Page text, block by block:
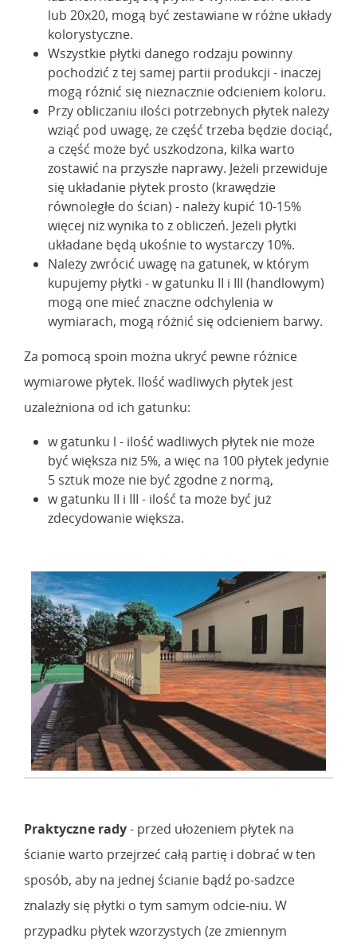
lub 20x20, mogą być zestawiane w różne układy
kolorystyczne.
Wszystkie płytki danego rodzaju powinny
pochodzić z tej samej partii produkcji - inaczej
mogą różnić się nieznacznie odcieniem koloru.
Przy obliczaniu ilości potrzebnych płytek należy
wziąć pod uwagę, że część trzeba będzie dociąć,
a część może być uszkodzona, kilka warto
zostawić na przyszłe naprawy. Jeżeli przewiduje
się układanie płytek prosto (krawędzie
równoległe do ścian) - należy kupić 10-15%
więcej niż wynika to z obliczeń. Jeżeli płytki
układane będą ukośnie to wystarczy 10%.
Należy zwrócić uwagę na gatunek, w którym
kupujemy płytki - w gatunku II i III (handlowym)
mogą one mieć znaczne odchylenia w
wymiarach, mogą różnić się odcieniem barwy.
Za pomocą spoin można ukryć pewne różnice
wymiarowe płytek. Ilość wadliwych płytek jest
uzależniona od ich gatunku:
w gatunku l - ilość wadliwych płytek nie może
być większa niż 5%, a więc na 100 płytek jedynie
5 sztuk może nie być zgodne z normą,
w gatunku II i III - ilość ta może być już
zdecydowanie większa.
Praktyczne rady- przed ułożeniem płytek na
ścianie warto przejrzeć całą partię i dobrać w ten
sposób, aby na jednej ścianie bądź po-sadzce
znalazły się płytki o tym samym odcie-niu. W
przypadku płytek wzorzystych (ze zmiennym